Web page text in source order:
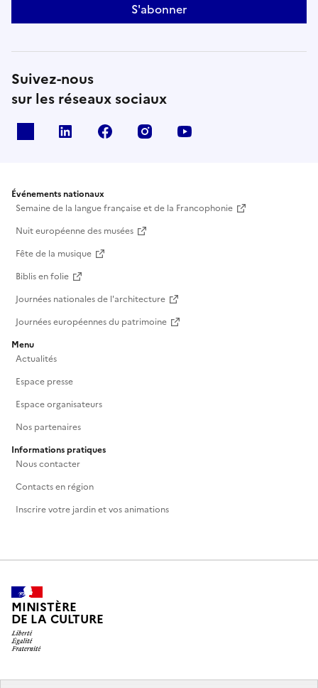
S'abonner
Suivez-nous
sur les réseaux sociaux
Linkedin Facebook Instagram
Événements nationaux
Semaine de la langue française et de la Francophonie
Nuit européenne des musées
Fête de la musique
Biblis en folie
Journées nationales de l'architecture
Journées européennes du patrimoine
Menu
Actualités
Espace presse
Espace organisateurs
Nos partenaires
Informations pratiques
Nous contacter
Contacts en région
Inscrire votre jardin et vos animations
MINISTÈRE
DE LA CULTURE